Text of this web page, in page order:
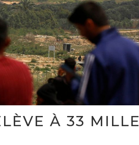
À 33 MILLE